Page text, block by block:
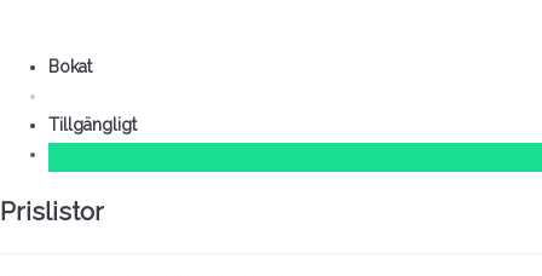
Bokat
Tillgängligt
Prislistor